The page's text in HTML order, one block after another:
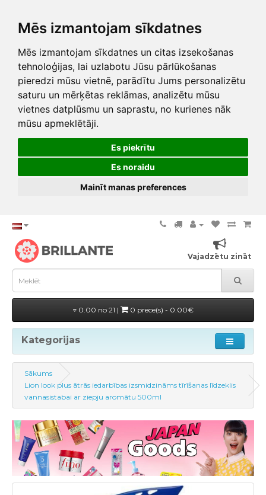
Mēs izmantojam sīkdatnes
Mēs izmantojam sīkdatnes un citas izsekošanas
tehnoloģijas, lai uzlabotu Jūsu pārlūkošanas
pieredzi mūsu vietnē, parādītu Jums personalizētu
saturu un mērķētas reklāmas, analizētu mūsu
vietnes datplūsmu un saprastu, no kurienes nāk
mūsu apmeklētāji.
Es piekrītu
Es noraidu
Mainīt manas preferences
Vajadzētu zināt
0.00 no 21 | 0 prece(s) - 0.00€
Kategorijas
Sākums
Lion look plus ātrās iedarbības izsmidzināms tīrīšanas līdzeklis
vannasistabai ar ziepju aromātu 500ml